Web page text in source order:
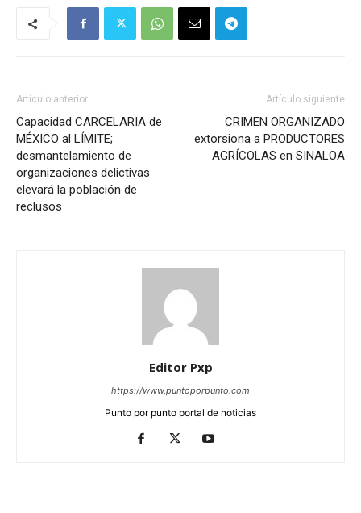
Artículo anterior
Capacidad CARCELARIA de
MÉXICO al LÍMITE;
desmantelamiento de
organizaciones delictivas
elevará la población de
reclusos
Artículo siguiente
CRIMEN ORGANIZADO
extorsiona a PRODUCTORES
AGRÍCOLAS en SINALOA
Editor Pxp
https://www.puntoporpunto.com
Punto por punto portal de noticias